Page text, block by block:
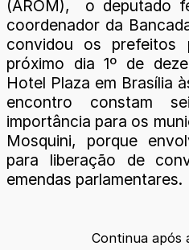
(AROM), o deputado
coordenador da
convidou os prefeitos
próximo dia 1º de
Hotel Plaza em Brasília
encontro constam
importância para os
Mosquini, porque
para liberação de
emendas parlamentares.
Continua após